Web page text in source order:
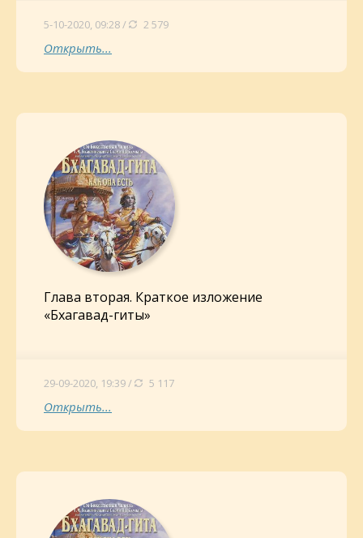
5-10-2020, 09:28 / 2 579
Открыть...
Глава вторая. Краткое изложение
«Бхагавад-гиты»
29-09-2020, 19:39 / 5 117
Открыть...